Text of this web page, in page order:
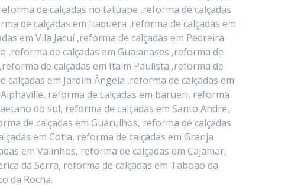
de calçadas no tatuape ,reforma de calçadas
de calçadas em Itaquera ,reforma de calçadas em
em Vila Jacuí ,reforma de calçadas em Pedreira
,reforma de calçadas em Guaianases ,reforma de
de calçadas em Itaim Paulista ,reforma de
em Jardim Ângela ,reforma de calçadas em
reforma de calçadas em barueri, reforma
do sul, reforma de calçadas em Santo Andre,
de calçadas em Guarulhos, reforma de calçadas
em Cotia, reforma de calçadas em Granja
em Valinhos, reforma de calçadas em Cajamar,
da Serra, reforma de calçadas em Taboao da
da Rocha.